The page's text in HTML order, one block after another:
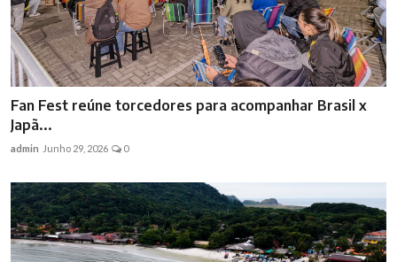
Fan Fest reúne torcedores para acompanhar Brasil x
Japã...
admin Junho 29, 2026 0